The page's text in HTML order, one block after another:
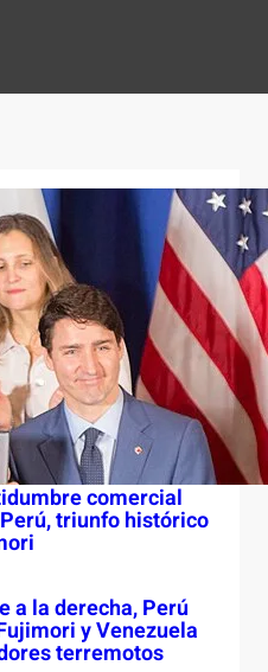
y el
está LMOA?
comercial
triunfo histórico
a la derecha, Perú
y Venezuela
terremotos